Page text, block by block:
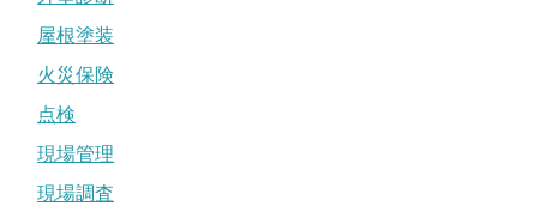
屋根塗装
火災保険
点検
現場管理
現場調査